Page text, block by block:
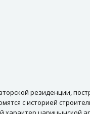
резиденции,
с историей